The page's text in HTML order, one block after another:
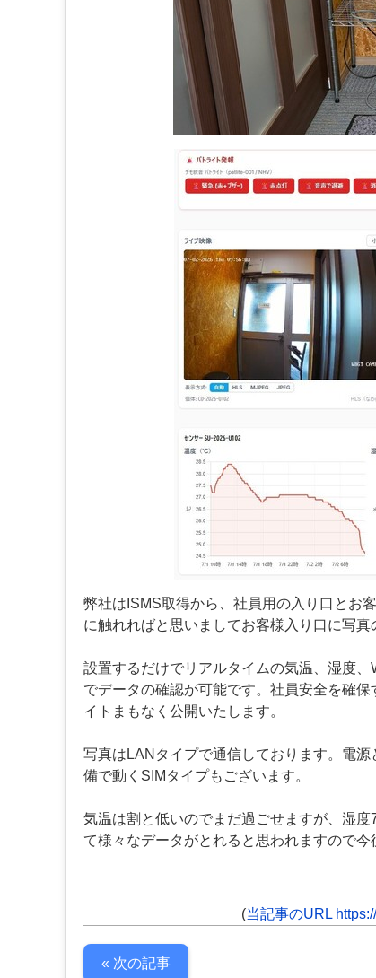
弊社はISMS取得から、社員用の入り口とお
に触れればと思いましてお客様入り口に写真
設置するだけでリアルタイムの気温、湿度
でデータの確認が可能です。社員安全を確
イトまもなく公開いたします。
写真はLANタイプで通信しております。電
備で動くSIMタイプもございます。
気温は割と低いのでまだ過ごせますが、湿
て様々なデータがとれると思われますので今
(当記事のURL
« 次の記事